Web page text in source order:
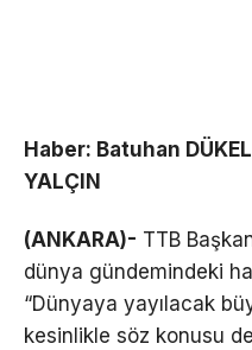
Haber: Batuhan
YALÇIN
(ANKARA)- TTB
dünya gündemindeki
“Dünyaya yayılacak
kesinlikle söz konusu